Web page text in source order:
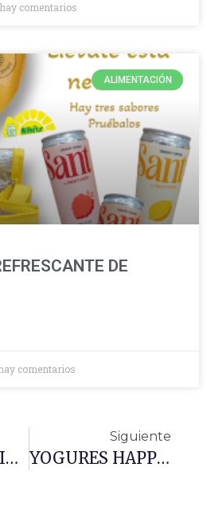
comentarios
ALIMENTACIÓN
DE
comentarios
CREMA DE ACIDO HIALURÓNICO
Siguiente
YOGURES HAPPY COCO